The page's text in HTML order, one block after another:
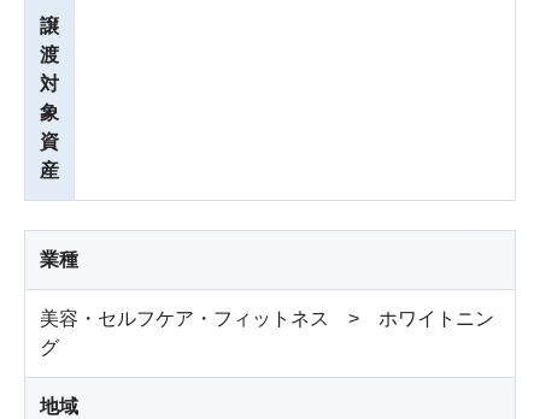
譲
渡
対
象
資
産
業種
美容・セルフケア・フィットネス > ホワイトニン
グ
地域